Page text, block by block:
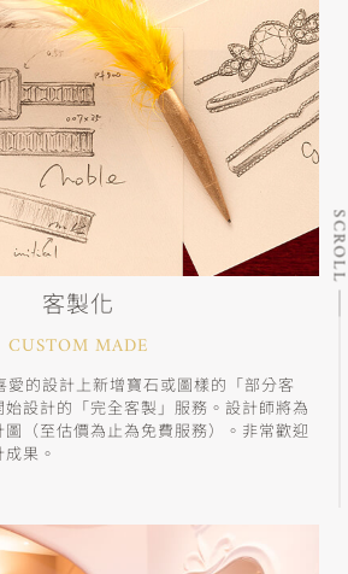
客製化
CUSTOM MADE
的設計上新增寶石或圖樣的「部分客
設計的「完全客製」服務。設計師將為
（至估價為止為免費服務）。非常歡迎
果。